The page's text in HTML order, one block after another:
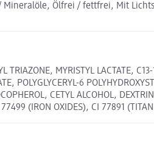
Ölfrei / fettfrei, Mit
TRIAZONE, MYRISTYL LACTATE,
POLYGLYCERYL-6
CETYL ALCOHOL,
(IRON OXIDES), CI 77891